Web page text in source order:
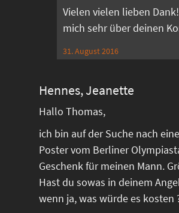
Vielen vielen lieben
mich sehr über deinen
31. August 2016
Hennes, Jeanette
Hallo Thomas,
ich bin auf der Suche nach
Poster vom Berliner
Geschenk für meinen Mann.
Hast du sowas in deinem
wenn ja, was würde es kosten